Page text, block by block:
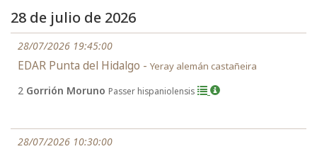
28 de julio de 2026
28/07/2026 19:45:00
EDAR Punta del Hidalgo - Yeray alemán castañeira
2 Gorrión Moruno Passer hispaniolensis
28/07/2026 10:30:00